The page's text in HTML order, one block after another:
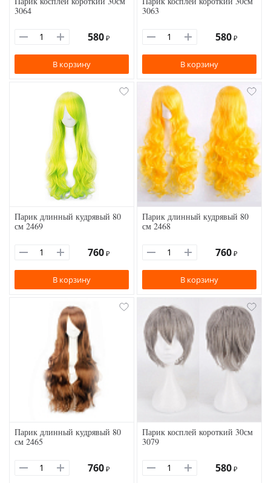
3064
580 ₽
В корзину
3063
580 ₽
В корзину
Парик длинный кудрявый 80
см 2469
760 ₽
В корзину
Парик длинный кудрявый 80
см 2468
760 ₽
В корзину
Парик длинный кудрявый 80
см 2465
760 ₽
Парик косплей короткий 30см
3079
580 ₽